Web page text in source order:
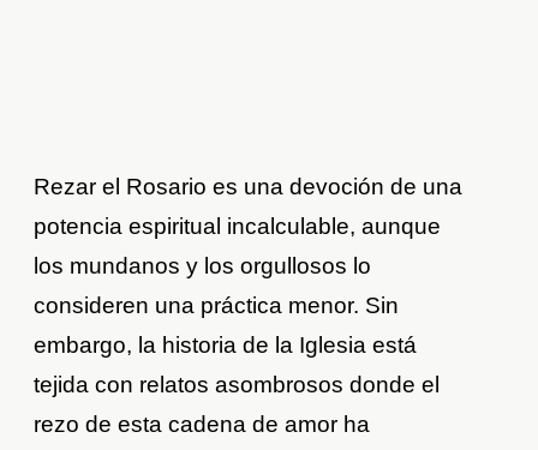
Rezar el Rosario es una devoción de una
potencia espiritual incalculable, aunque
los mundanos y los orgullosos lo
consideren una práctica menor. Sin
embargo, la historia de la Iglesia está
tejida con relatos asombrosos donde el
rezo de esta cadena de amor ha